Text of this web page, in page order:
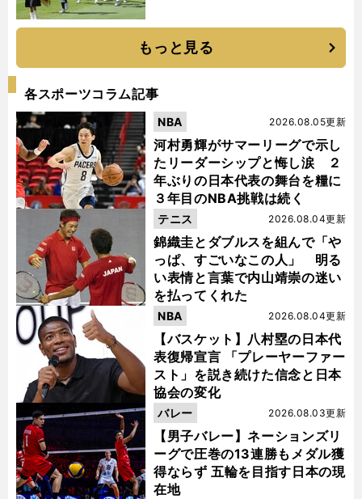
もっと見る
各スポーツコラム記事
河村勇輝がサマーリーグで示し
たリーダーシップと悔し涙 ２
年ぶりの日本代表の舞台を糧に
３年目のNBA挑戦は続く
2026.08.05更新
NBA
錦織圭とダブルスを組んで「や
っぱ、すごいなこの人」 明る
い表情と言葉で内山靖崇の迷い
を払ってくれた
2026.08.04更新
テニス
【バスケット】八村塁の日本代
表復帰宣言 「プレーヤーファー
スト」を説き続けた信念と日本
協会の変化
2026.08.04更新
NBA
【男子バレー】ネーションズリ
ーグで圧巻の13連勝もメダル獲
得ならず 五輪を目指す日本の現
在地
2026.08.03更新
バレー